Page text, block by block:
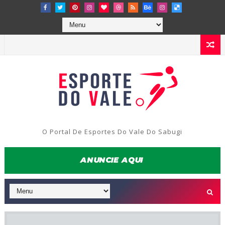
O Portal De Esportes Do Vale Do Sabugi